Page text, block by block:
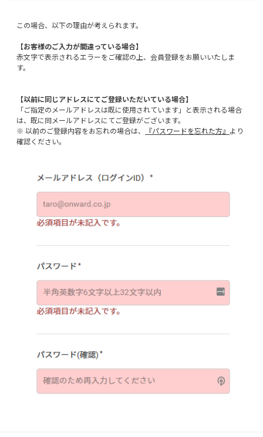
この場合、以下の理由が考えられます。
【お客様のご入力が間違っている場合】
赤文字で表示されるエラーをご確認の上、会員登録をお願いいたしま
す。
【以前に同じアドレスにてご登録いただいている場合】
「ご指定のメールアドレスは既に使用されています」と表示される場合
は、既に同メールアドレスにてご登録がございます。
※ 以前のご登録内容をお忘れの場合は、
『パスワードを忘れた方』 より
確認ください。